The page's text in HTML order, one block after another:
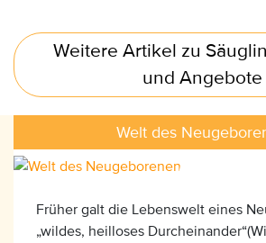
Weitere Artikel zu
und Angebote
Welt des
Früher galt die Lebenswelt eines
„wildes, heilloses